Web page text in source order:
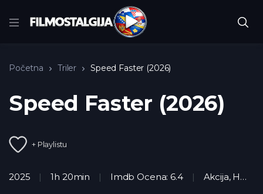
Početna Triler Speed Faster (2026)
Speed Faster (2026)
+ Playlistu
2025 1h 20min Imdb Ocena: 6.4 Akcija, HD